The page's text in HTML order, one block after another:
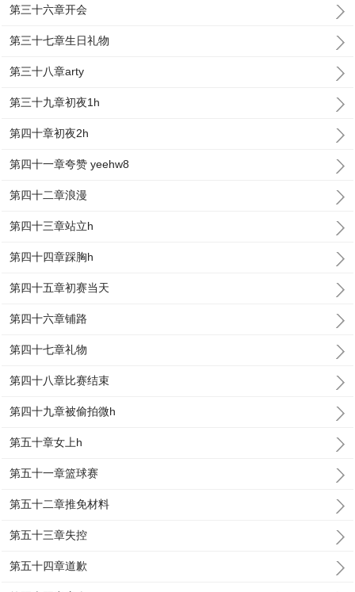
第三十六章开会
第三十七章生日礼物
第三十八章arty
第三十九章初夜1h
第四十章初夜2h
第四十一章夸赞 yeehw8
第四十二章浪漫
第四十三章站立h
第四十四章踩胸h
第四十五章初赛当天
第四十六章铺路
第四十七章礼物
第四十八章比赛结束
第四十九章被偷拍微h
第五十章女上h
第五十一章篮球赛
第五十二章推免材料
第五十三章失控
第五十四章道歉